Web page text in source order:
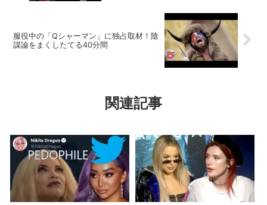
服役中の「Qシャーマン」に独占取材！陰
謀論をまくしたてる40分間
関連記事